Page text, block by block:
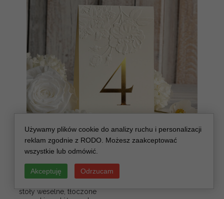
numerki na stół weselny
z tłoczonymi kwiatami,
stoły weselne, tłoczone
10 PLN
Używamy plików cookie do analizy ruchu i personalizacji
reklam zgodnie z RODO. Możesz zaakceptować
wszystkie lub odmówić.
Akceptuję Odrzucam